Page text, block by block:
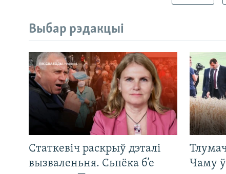
Выбар рэдакцыі
Статкевіч раскрыў дэталі
вызваленьня. Сьпёка б’е
Чаму